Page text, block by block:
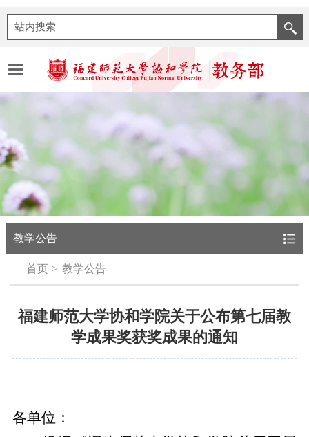
教学公告
首页 教学公告
福建师范大学协和学院关于公布第七届教
学成果奖获奖成果的通知
各单位：